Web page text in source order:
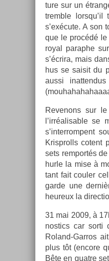
ture sur un
tremble
s’exécute. A son
que le procédé le
royal para­phe
s’écrira, mais
hus se saisit du
aussi
Re­venons sur
l’irréalis­able se
s’in­terrom­pent
Krisprolls co­tent
sets re­mportés
hurle la mise à
tant fait co­ul­er
gar­de une
heureux la
31 mai 2009, à
nos­tics car sorti
Roland-Garros
plus tôt (en­core
Bête en quat­re